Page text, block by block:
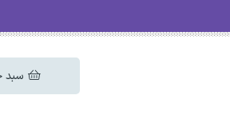
سبد